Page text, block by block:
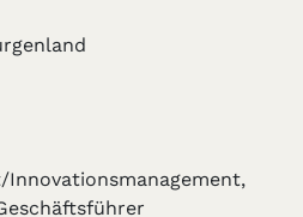
Innovationsmanagement,